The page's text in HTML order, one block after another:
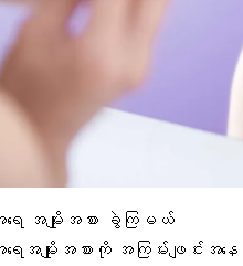
ရေ အမျိုးအစား ခွဲကြမယ်
ရေအမျိုးအစားကို အကြမ်းဖျင်းအန